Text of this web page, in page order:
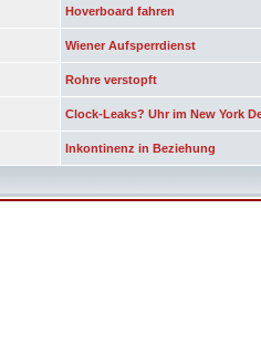
Hoverboard fahren
Wiener Aufsperrdienst
Rohre verstopft
Clock-Leaks? Uhr im New York
Inkontinenz in Beziehung